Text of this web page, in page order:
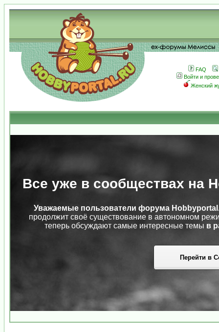
FAQ
Войти и
Женский
Все уже в сообществах на
Уважаемые пользователи форума
продолжит своё существование в автономном
теперь обсуждают самые интересные темы в
Перейти в